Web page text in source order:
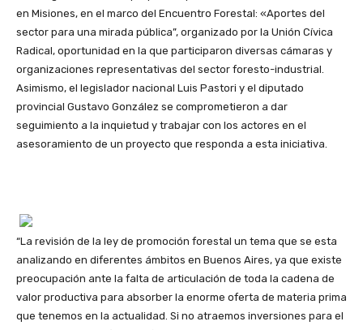
en Misiones, en el marco del Encuentro Forestal: «Aportes del
sector para una mirada pública”, organizado por la Unión Cívica
Radical, oportunidad en la que participaron diversas cámaras y
organizaciones representativas del sector foresto-industrial.
Asimismo, el legislador nacional Luis Pastori y el diputado
provincial Gustavo González se comprometieron a dar
seguimiento a la inquietud y trabajar con los actores en el
asesoramiento de un proyecto que responda a esta iniciativa.
“La revisión de la ley de promoción forestal un tema que se esta
analizando en diferentes ámbitos en Buenos Aires, ya que existe
preocupación ante la falta de articulación de toda la cadena de
valor productiva para absorber la enorme oferta de materia prima
que tenemos en la actualidad. Si no atraemos inversiones para el